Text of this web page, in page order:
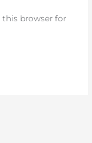
this browser for